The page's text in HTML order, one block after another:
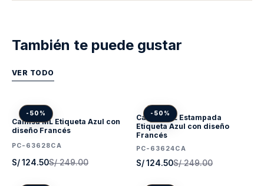
También te puede gustar
VER TODO
-50%
Camisa ML Etiqueta Azul con
diseño Francés
PC-63628CA
S/ 124.50S/ 249.00
-50%
Camisa ML Estampada
Etiqueta Azul con diseño
Francés
PC-63624CA
S/ 124.50S/ 249.00